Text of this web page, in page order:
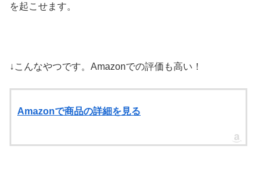
を起こせます。
↓こんなやつです。Amazonでの評価も高い！
Amazonで商品の詳細を見る